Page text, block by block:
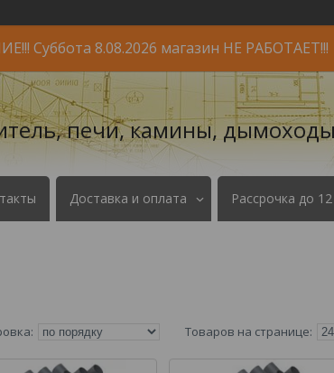
Суббота 8.08.2026 магазин НЕ РАБОТАЕТ!!!
печи, камины,
Доставка и оплата Рассрочка до